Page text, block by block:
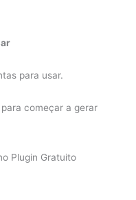
para usar.
começar a gerar
Plugin Gratuito